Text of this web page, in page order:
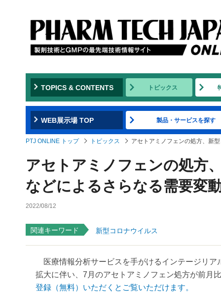
TOPICS & CONTENTS トピックス
WEB展示場 TOP 製品・サービスを探す
PTJ ONLINE トップ トピックス アセトアミノフェンの処方、新
アセトアミノフェンの処方
などによるさらなる需要変
2022/08/12
関連キーワード 新型コロナウイルス
医療情報分析サービスを手がけるインテージリア
拡大に伴い、7月のアセトアミノフェン処方が前月
登録（無料）いただくとご覧いただけます。